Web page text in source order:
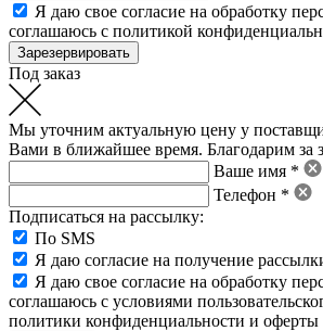
Я даю свое согласие на обработку
соглашаюсь с политикой
Под заказ
Мы уточним актуальную цену у
Вами в ближайшее время. Благодарим за
Ваше имя *
Телефон *
Подписаться на рассылку:
По SMS
Я даю согласие на получение
Я даю свое согласие на обработку
соглашаюсь с условиями
политики конфиденциальности и оферты